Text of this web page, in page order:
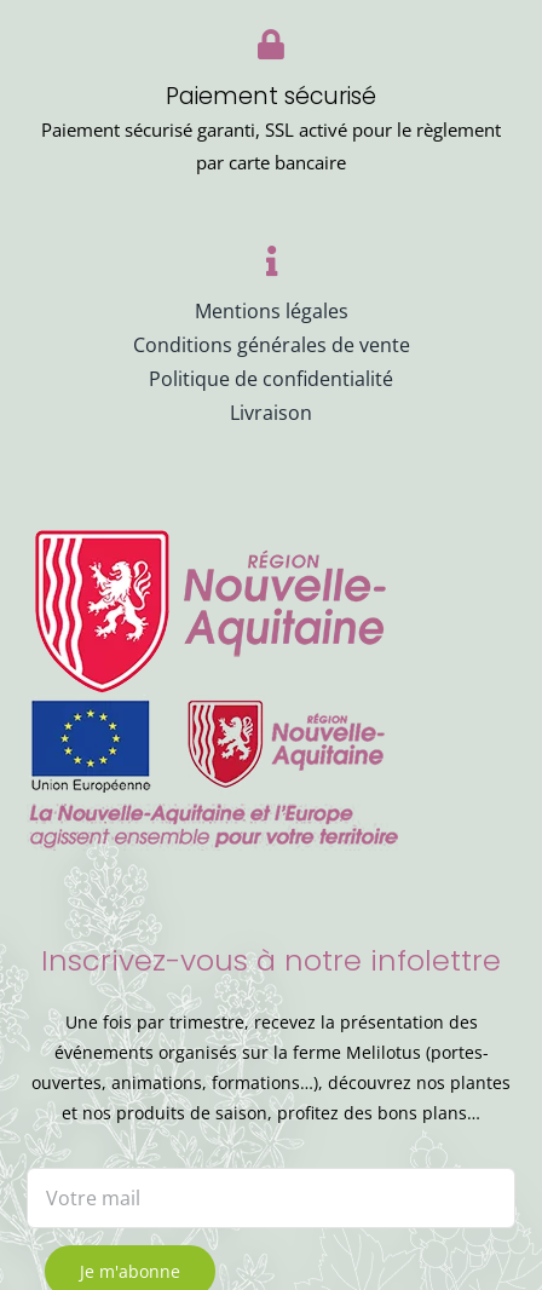
Paiement sécurisé
Paiement sécurisé garanti, SSL activé pour le règlement
par carte bancaire
Mentions légales
Conditions générales de vente
Politique de confidentialité
Livraison
Inscrivez-vous à notre infolettre
Une fois par trimestre, recevez la présentation des
événements organisés sur la ferme Melilotus (portes-
ouvertes, animations, formations…), découvrez nos plantes
et nos produits de saison, profitez des bons plans…